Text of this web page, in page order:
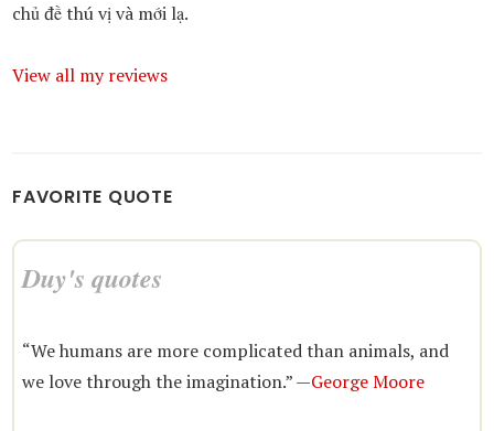
chủ đề thú vị và mới lạ.
View all my reviews
FAVORITE QUOTE
Duy's quotes
“We humans are more complicated than animals, and
we love through the imagination.” —George Moore